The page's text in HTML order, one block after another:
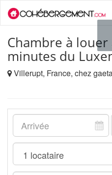
Chambre à
minutes du
Villerupt, France, chez